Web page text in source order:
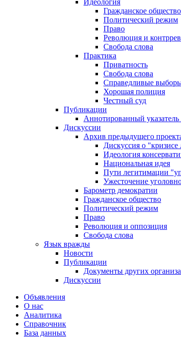
Идеология
Гражданское общество
Политический режим
Право
Революция и
Свобода слова
Практика
Приватность
Свобода слова
Справедливые
Хорошая полиция
Честный суд
Публикации
Аннотированный указатель
Дискуссии
Архив предыдущего
Дискуссия о "кризисе
Идеология
Национальная идея
Пути легитимации
Ужесточение
Барометр демократии
Гражданское общество
Политический режим
Право
Революция и оппозиция
Свобода слова
Язык вражды
Новости
Публикации
Документы других
Дискуссии
Объявления
О нас
Аналитика
Справочник
База данных